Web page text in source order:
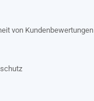
von Kundenbewertungen